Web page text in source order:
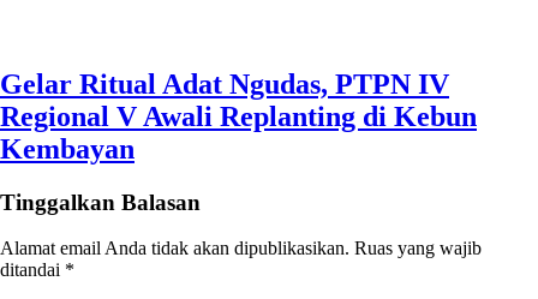
Gelar Ritual Adat Ngudas, PTPN IV
Regional V Awali Replanting di Kebun
Kembayan
Tinggalkan Balasan
Alamat email Anda tidak akan dipublikasikan. Ruas yang wajib
ditandai *